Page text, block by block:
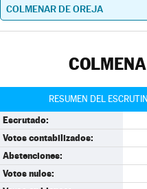
RESUMEN DEL
Escrutado:
Votos contabilizados:
Abstenciones:
Votos nulos: